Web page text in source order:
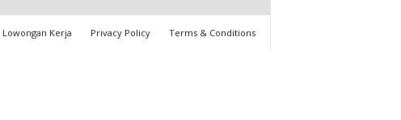
Lowongan Kerja Privacy Policy Terms & Conditions